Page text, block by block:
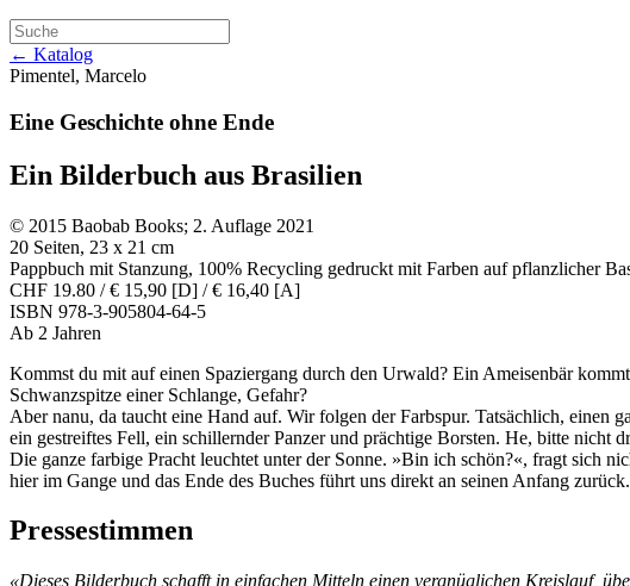
← Katalog
Pimentel, Marcelo
Eine Geschichte ohne Ende
Ein Bilderbuch aus Brasilien
© 2015 Baobab Books; 2. Auflage 2021
20 Seiten, 23 x 21 cm
Pappbuch mit Stanzung, 100% Recycling gedruckt mit Farben auf pflanzlicher
CHF 19.80 / € 15,90 [D] / € 16,40 [A]
ISBN 978-3-905804-64-5
Ab 2 Jahren
Kommst du mit auf einen Spaziergang durch den Urwald? Ein Ameisenbär
Schwanzspitze einer Schlange, Gefahr?
Aber nanu, da taucht eine Hand auf. Wir folgen der Farbspur. Tatsächlich, einen
ein gestreiftes Fell, ein schillernder Panzer und prächtige Borsten. He, bitte nicht
Die ganze farbige Pracht leuchtet unter der Sonne. »Bin ich schön?«, fragt sich
hier im Gange und das Ende des Buches führt uns direkt an seinen Anfang
Pressestimmen
«Dieses Bilderbuch schafft in einfachen Mitteln einen vergnüglichen Kreislauf,